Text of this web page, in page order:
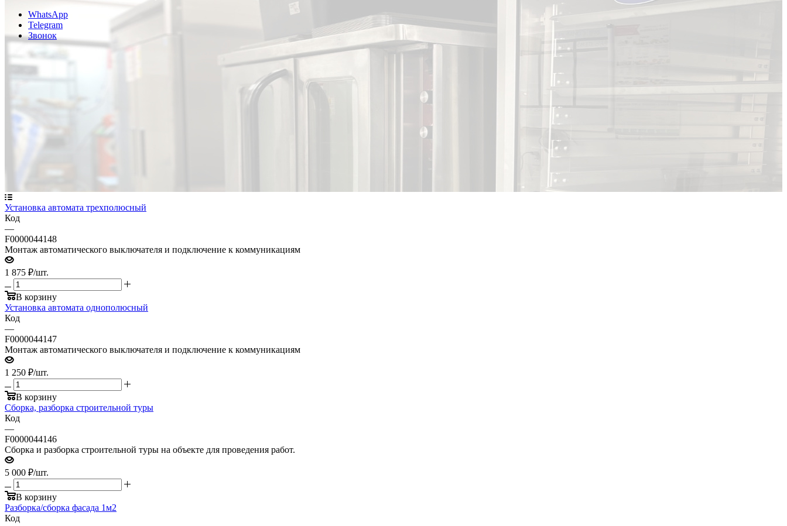
WhatsApp
Telegram
Звонок
Установка автомата трехполюсный
Код
—
F0000044148
Монтаж автоматического выключателя и подключение к коммуникациям
1 875 ₽/шт.
В корзину
Установка автомата однополюсный
Код
—
F0000044147
Монтаж автоматического выключателя и подключение к коммуникациям
1 250 ₽/шт.
В корзину
Сборка, разборка строительной туры
Код
—
F0000044146
Сборка и разборка строительной туры на объекте для проведения работ.
5 000 ₽/шт.
В корзину
Разборка/сборка фасада 1м2
Код